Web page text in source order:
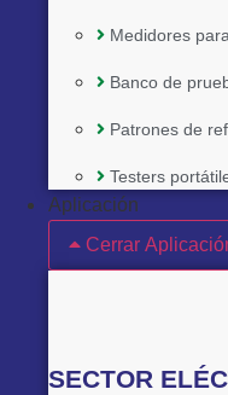
Medidores
Banco de
Patrones de
Testers
Aplicación
Cerrar
SECTOR